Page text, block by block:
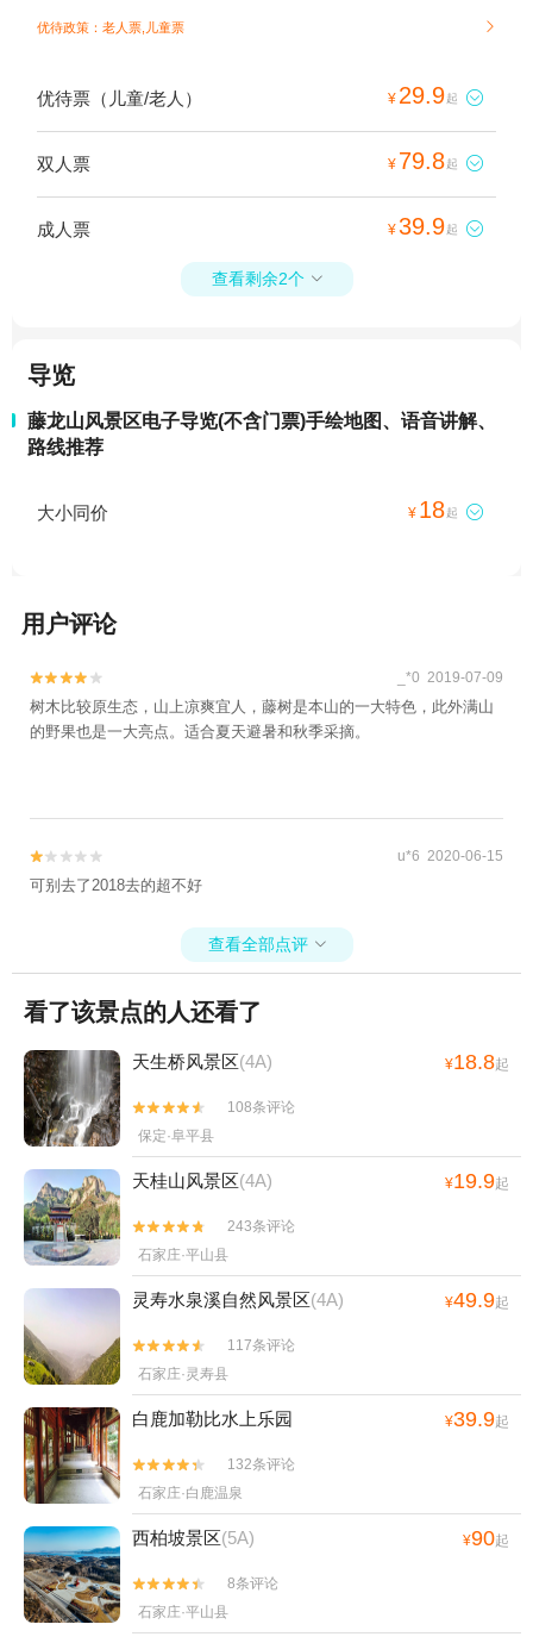
优待政策：老人票,儿童票 
优待票（儿童/老人） ¥ 29.9起 
双人票 ¥ 79.8起 
成人票 ¥39.9起 
查看剩余2个 
导览
藤龙山风景区电子导览(不含门票)手绘地图、语音讲解、
路线推荐
大小同价 ¥ 18起 
用户评论

 _*0 2019-07-09
树木比较原生态，山上凉爽宜人，藤树是本山的一大特色，此外满山
的野果也是一大亮点。适合夏天避暑和秋季采摘。

 u*6 2020-06-15
可别去了2018去的超不好
查看全部点评 
看了该景点的人还看了
天生桥风景区(4A) ¥18.8起


108条评论
保定·阜平县
天桂山风景区(4A) ¥19.9起


243条评论
石家庄·平山县
灵寿水泉溪自然风景区(4A) ¥49.9起


117条评论
石家庄·灵寿县
白鹿加勒比水上乐园 ¥39.9起


132条评论
石家庄·白鹿温泉
西柏坡景区(5A) ¥90起


8条评论
石家庄·平山县